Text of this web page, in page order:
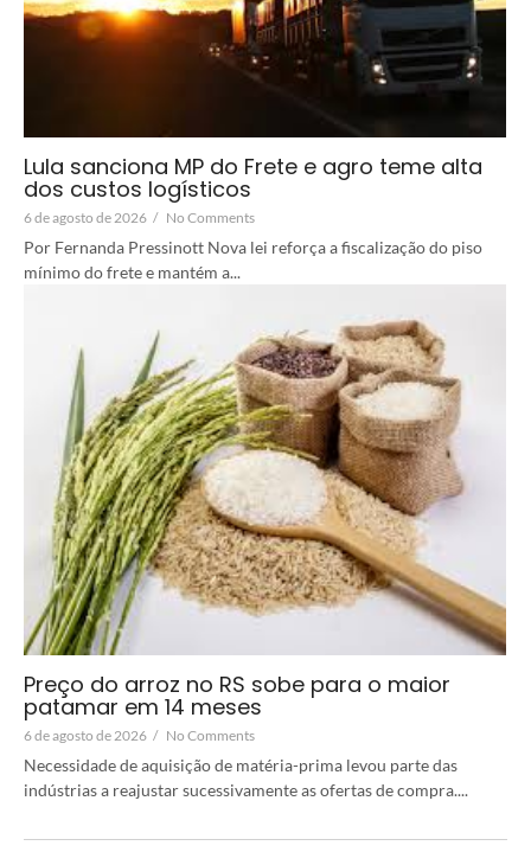
Lula sanciona MP do Frete e agro teme alta
dos custos logísticos
6 de agosto de 2026 / No Comments
Por Fernanda Pressinott Nova lei reforça a fiscalização do piso
mínimo do frete e mantém a...
Preço do arroz no RS sobe para o maior
patamar em 14 meses
6 de agosto de 2026 / No Comments
Necessidade de aquisição de matéria-prima levou parte das
indústrias a reajustar sucessivamente as ofertas de compra....